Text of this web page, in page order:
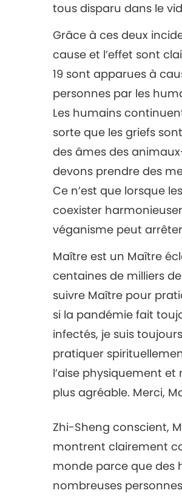
tous disparu dans le
Grâce à ces deux
cause et l’effet sont
19 sont apparues à
personnes par les
Les humains
sorte que les griefs
des âmes des
devons prendre des
Ce n’est que lorsque
coexister
véganisme peut
Maître est un Maître
centaines de milliers
suivre Maître pour
si la pandémie fait
infectés, je suis
pratiquer
l’aise physiquement
plus agréable. Merci,
Zhi-Sheng conscient,
montrent clairement
monde parce que des
nombreuses